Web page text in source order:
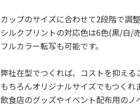
カップのサイズに合わせて2段階で調整
シルクプリントの対応色は6色(黒/白/
フルカラー転写も可能です。
弊社在型でつくれば、コストを抑える
もちろんオリジナルサイズでもつくれ
飲食店のグッズやイベント配布用のノ